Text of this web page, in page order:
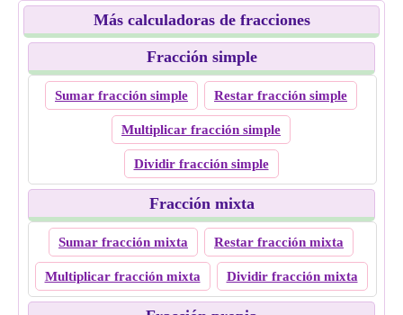
Más calculadoras de fracciones
Fracción simple
Sumar fracción simple Restar fracción simple
Multiplicar fracción simple
Dividir fracción simple
Fracción mixta
Sumar fracción mixta Restar fracción mixta
Multiplicar fracción mixta Dividir fracción mixta